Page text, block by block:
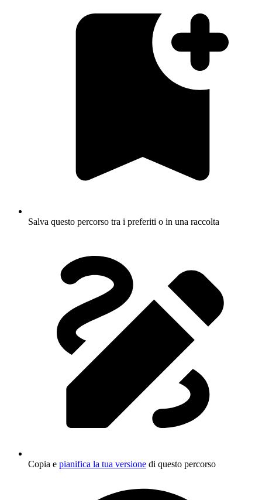
Salva questo percorso tra i preferiti o in una raccolta
Copia e pianifica la tua versione di questo percorso